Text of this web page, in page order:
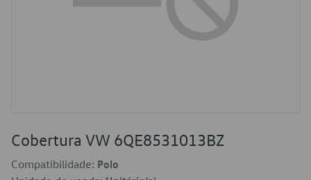
Cobertura VW 6QE8531013BZ
Compatibilidade: Polo